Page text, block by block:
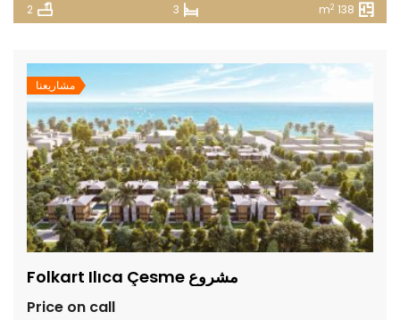
138 m
2
3
2
مشاريعنا
مشروع Folkart Ilıca Çesme
Price on call